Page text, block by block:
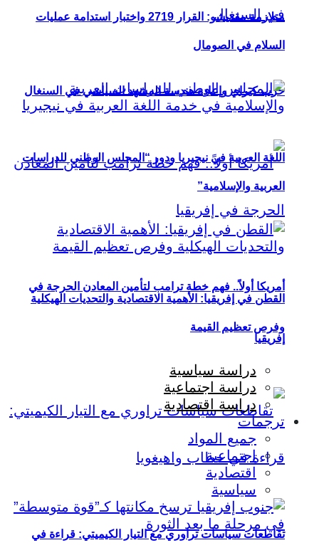
حزب كيراي وإعادة هندسة المشهد السياسي في السنغال
أمريكا أولاً.. فهم خطة ترامب لتأمين المعادن الحرجة في
إفريقيا
تقاطعات سياسات تراوري مع التيار الكيميتي: قراءة في
متلازمة مقديشو: القرار 2719 واختبار استدامة عمليات
السلام في الصومال
اللغة العربية في نيجيريا ودور “المجلس الوطني للدراسات
العربية والإسلامية”
القطن في إفريقيا: الأهمية الاقتصادية والتحديات الهيكلية
وفرص تعظيم القيمة
دراسة سياسية
دراسة اجتماعية
دراسة اقتصادية
ترجمات
جميع المواد
اجتماعية
اقتصادية
سياسية